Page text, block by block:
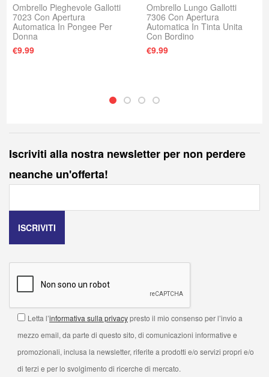
€30.00.
€25.00.
Ombrello Pieghevole Gallotti
7023 Con Apertura
Automatica In Pongee Per
Donna
€9.99
Ombrello Lungo Gallotti
7306 Con Apertura
Automatica In Tinta Unita
Con Bordino
€9.99
Iscriviti alla nostra newsletter per non perdere
neanche un'offerta!
Letta l’informativa sulla privacypresto il mio consenso per l’invio a
mezzo email, da parte di questo sito, di comunicazioni informative e
promozionali, inclusa la newsletter, riferite a prodotti e/o servizi propri e/o
di terzi e per lo svolgimento di ricerche di mercato.